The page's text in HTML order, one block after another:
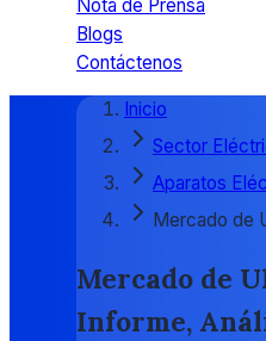
Nota de Prensa
Blogs
Contáctenos
Inicio
Sector
Aparatos
Mercado de
Mercado de
Informe,